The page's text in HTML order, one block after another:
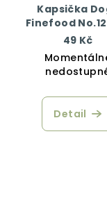
Kapsička
Finefood
zvěřinou a
masem 100
49 Kč
Detail